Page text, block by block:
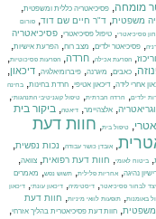
מומחה, פסיכיאטריה כללית ומשפטית,
משפטית, ד"ר חיים שם דוד, פורום
פסיכיאטרי,טיפול פסיכיאטרי,פסיכיאטריה
, פסיכיאטר ילדים, מצב רוח, הפרעת אישיות,
, הפרעת אכילה, חרדה, הפרעות פסיכוטיות,
, כאבים, מיגרנה, פיברומיאלגיה, דיכאון,
אחרי לידה,דיכאון אטיפי,חרדת בחינות,בחינה
ילדים, חרדה חברתית,טיפול קוגניטיבי התנהגותי,
,אלצהיימר,דיאטה,ביקור בית
, טיפול בית, חוות דעת
, אובדן כושר עבודה, נכות נפשית,
,ביטוח לאומי, חוות דעת רפואית,צוואה,
נהיגה, אחריות פלילית, תשוש נפש, מאמרים
לבחור פסיכיאטר,דיסטימיה,דיכאון עונתי,דיכאון
באומנות,תופעות לוואי מיניות, חוות דעת
משפטית,חוות דעת פסיכיאטרית בהליך אזרחי,